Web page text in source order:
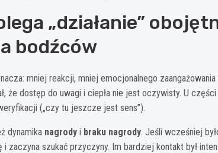
„działanie”
bodźców
mniej reakcji, mniej emocjonalnego
że dostęp do uwagi i ciepła nie jest oczywisty. U
(„czy tu jeszcze jest sens”).
dynamika nagrody i braku nagrody. Jeśli wcześniej
zaczyna szukać przyczyny. Im bardziej kontakt był